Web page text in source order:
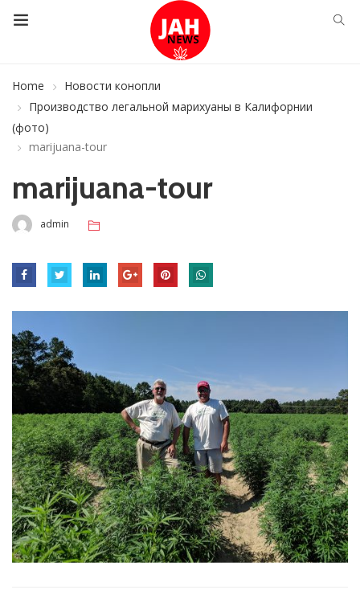
Home
Новости конопли
Производство легальной марихуаны в Калифорнии
(фото)
marijuana-tour
marijuana-tour
admin